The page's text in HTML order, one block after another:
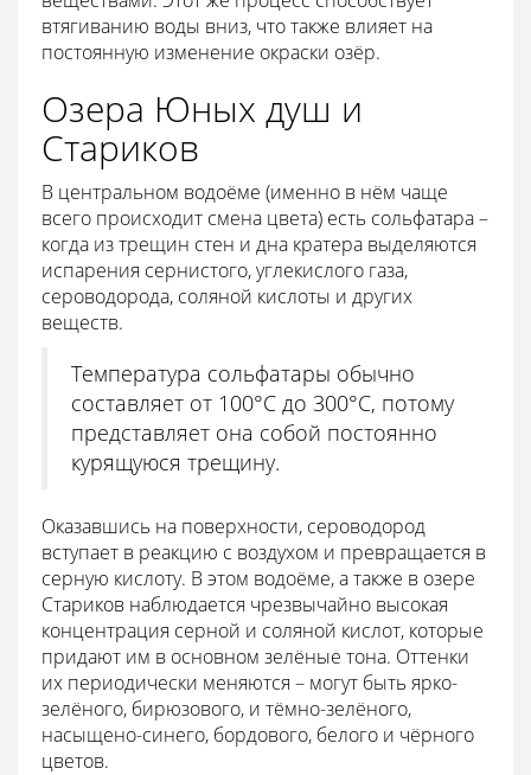
втягиванию воды вниз, что также влияет на
постоянную изменение окраски озёр.
Озера Юных душ и
Стариков
В центральном водоёме (именно в нём чаще
всего происходит смена цвета) есть сольфатара –
когда из трещин стен и дна кратера выделяются
испарения сернистого, углекислого газа,
сероводорода, соляной кислоты и других
веществ.
Температура сольфатары обычно
составляет от 100°С до 300°С, потому
представляет она собой постоянно
курящуюся трещину.
Оказавшись на поверхности, сероводород
вступает в реакцию с воздухом и превращается в
серную кислоту. В этом водоёме, а также в озере
Стариков наблюдается чрезвычайно высокая
концентрация серной и соляной кислот, которые
придают им в основном зелёные тона. Оттенки
их периодически меняются – могут быть ярко-
зелёного, бирюзового, и тёмно-зелёного,
насыщено-синего, бордового, белого и чёрного
цветов.